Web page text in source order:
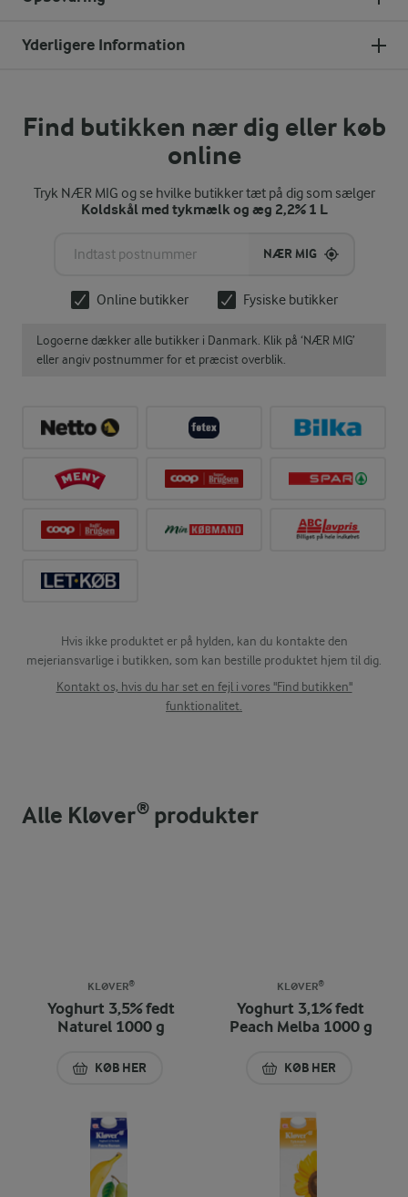
Yderligere Information
Find butikken nær dig eller køb
online
Tryk NÆR MIG og se hvilke butikker tæt på dig som sælger
Koldskål med tykmælk og æg 2,2% 1 L
NÆR MIG
Online butikker Fysiske butikker
Logoerne dækker alle butikker i Danmark. Klik på ‘NÆR MIG’
eller angiv postnummer for et præcist overblik.
Hvis ikke produktet er på hylden, kan du kontakte den
mejeriansvarlige i butikken, som kan bestille produktet hjem til dig.
Kontakt os, hvis du har set en fejl i vores "Find butikken"
funktionalitet.
Alle Kløver® produkter
KLØVER®
Yoghurt 3,5% fedt
Naturel 1000 g
KØB HER
YOGHURT 3,5% FEDT NATUREL 1000 G
KLØVER®
Yoghurt 3,1% fedt
Peach Melba 1000 g
KØB HER
YOGHURT 3,1%